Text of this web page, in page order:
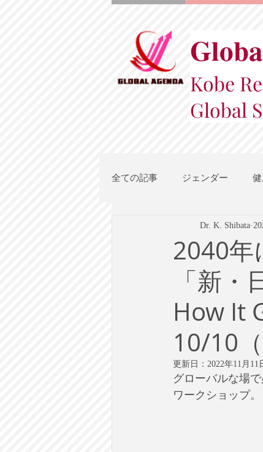
Kobe
Global
全ての記事 ジェンダー
地域都市政策
テクノロジー
建築・都市計画 まち歩き
2040年
「新
How It
10/10
Dr. K. Shibata
更新日： 2022年11月11
グローバルな場
ワークショップ。